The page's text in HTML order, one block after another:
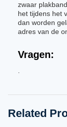
zwaar
het tijdens het
dan worden
adres van de
Vragen:
Related